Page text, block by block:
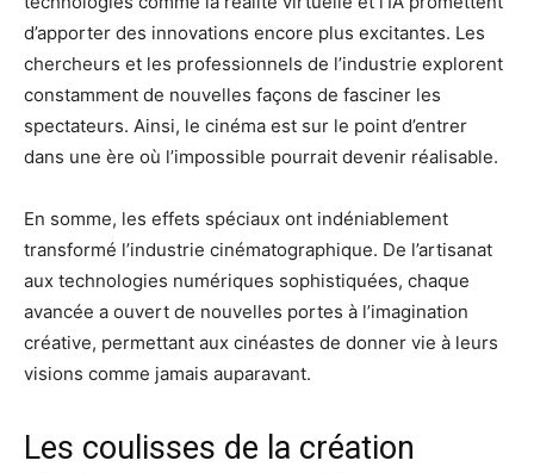
d’apporter des innovations encore plus excitantes. Les
chercheurs et les professionnels de l’industrie explorent
constamment de nouvelles façons de fasciner les
spectateurs. Ainsi, le cinéma est sur le point d’entrer
dans une ère où l’impossible pourrait devenir réalisable.
En somme, les effets spéciaux ont indéniablement
transformé l’industrie cinématographique. De l’artisanat
aux technologies numériques sophistiquées, chaque
avancée a ouvert de nouvelles portes à l’imagination
créative, permettant aux cinéastes de donner vie à leurs
visions comme jamais auparavant.
Les coulisses de la création